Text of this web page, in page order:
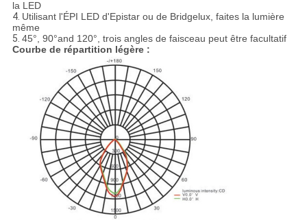
la LED
4. Utilisant l'ÉPI LED d'Epistar ou de Bridgelux, faites la lumière
même
5. 45°, 90°and 120°, trois angles de faisceau peut être facultatif
Courbe de répartition légère :